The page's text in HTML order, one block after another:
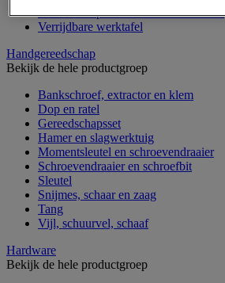
Gereedschapskoffer en versterkte kist
Verrijdbare werktafel
Handgereedschap
Bekijk de hele productgroep
Bankschroef, extractor en klem
Dop en ratel
Gereedschapsset
Hamer en slagwerktuig
Momentsleutel en schroevendraaier
Schroevendraaier en schroefbit
Sleutel
Snijmes, schaar en zaag
Tang
Vijl, schuurvel, schaaf
Hardware
Bekijk de hele productgroep